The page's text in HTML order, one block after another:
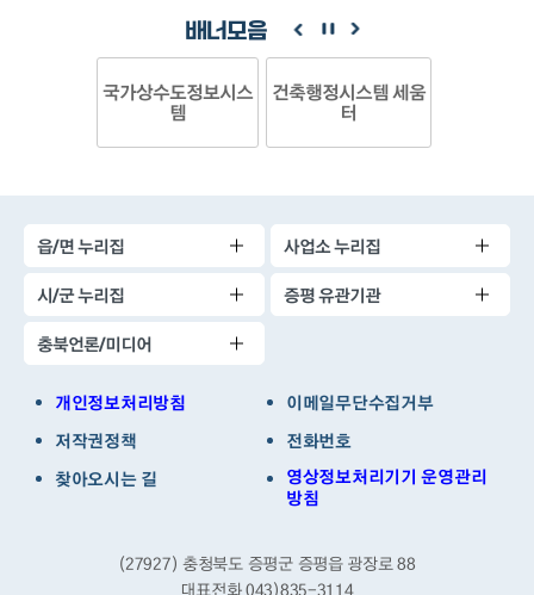
배너모음
국가상수도정보시스
템
건축행정시스템 세움
터
읍/면 누리집
사업소 누리집
시/군 누리집
증평 유관기관
충북언론/미디어
개인정보처리방침
이메일무단수집거부
저작권정책
전화번호
찾아오시는 길
영상정보처리기기 운영관리
방침
(27927) 충청북도 증평군 증평읍 광장로 88
대표전화 043)835-3114